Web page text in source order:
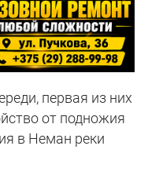
первая из них
от подножия
в Неман реки